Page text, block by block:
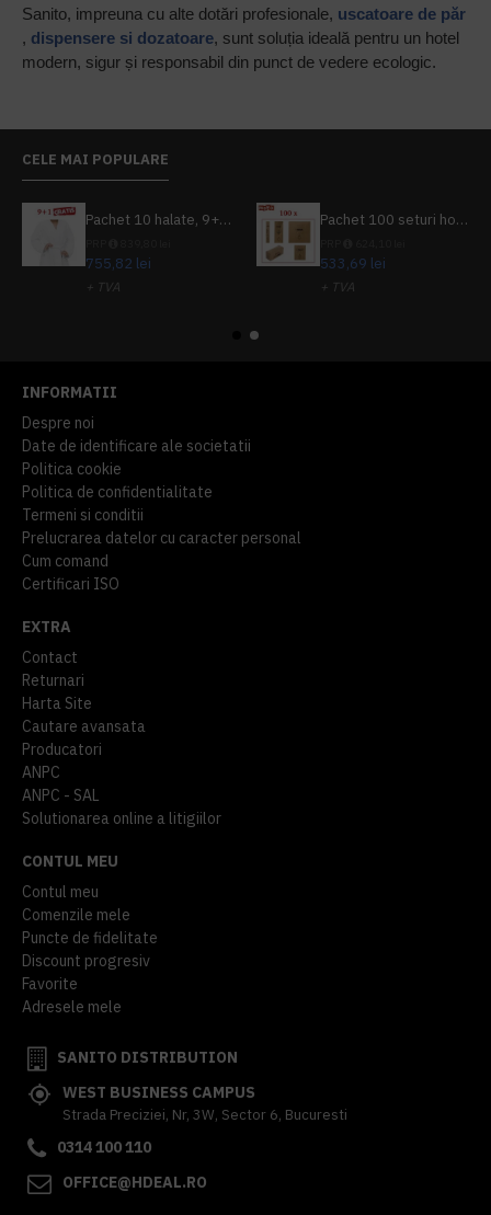
Sanito, impreuna cu alte dotări profesionale, uscatoare de păr
, dispensere si dozatoare, sunt soluția ideală pentru un hotel
modern, sigur și responsabil din punct de vedere ecologic.
CELE MAI POPULARE
Pachet 10 halate, 9+1 gratuit
755,82 lei
+ TVA
Pachet 100 seturi hoteliere, set dentar, set barbierit, casca de dus, pila unghii, set cusut
533,69 lei
+ TVA
INFORMATII
Despre noi
Date de identificare ale societatii
Politica cookie
Politica de confidentialitate
Termeni si conditii
Prelucrarea datelor cu caracter personal
Cum comand
Certificari ISO
EXTRA
Contact
Returnari
Harta Site
Cautare avansata
Producatori
ANPC
ANPC - SAL
Solutionarea online a litigiilor
CONTUL MEU
Contul meu
Comenzile mele
Puncte de fidelitate
Discount progresiv
Favorite
Adresele mele
SANITO DISTRIBUTION
WEST BUSINESS CAMPUS
Strada Preciziei, Nr, 3W, Sector 6, Bucuresti
0314 100 110
OFFICE@HDEAL.RO